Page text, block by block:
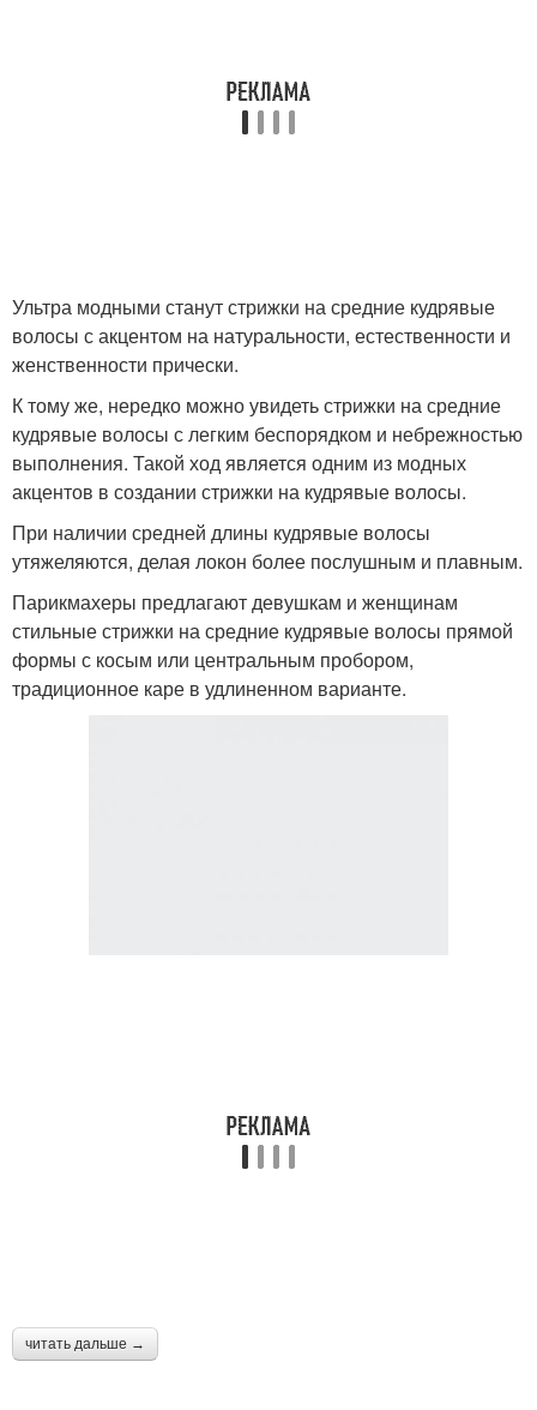
Ультра модными станут стрижки на средние кудрявые
волосы с акцентом на натуральности, естественности и
женственности прически.
К тому же, нередко можно увидеть стрижки на средние
кудрявые волосы с легким беспорядком и небрежностью
выполнения. Такой ход является одним из модных
акцентов в создании стрижки на кудрявые волосы.
При наличии средней длины кудрявые волосы
утяжеляются, делая локон более послушным и плавным.
Парикмахеры предлагают девушкам и женщинам
стильные стрижки на средние кудрявые волосы прямой
формы с косым или центральным пробором,
традиционное каре в удлиненном варианте.
читать дальше →